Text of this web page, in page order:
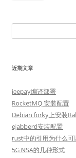
索：
近期文章
jeepay编译部署
RocketMQ 安装配置
Debian forky上安装
ejabberd安装配置
rust中的引用为什么
5G NSA的几种形式